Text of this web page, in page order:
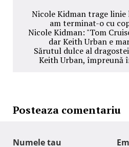
Nicole Kidman trage linie
am terminat-o cu
Nicole Kidman: "Tom
dar Keith Urban e
Sărutul dulce al
Keith Urban, împreună
Posteaza comentariu
Numele tau